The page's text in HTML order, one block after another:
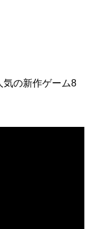
気の新作ゲーム8